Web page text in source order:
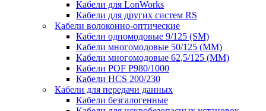
Кабели для LonWorks
Кабели для других систем RS
Кабели волоконно-оптические
Кабели одномодовые 9/125 (SM)
Кабели многомодовые 50/125 (ММ)
Кабели многомодовые 62,5/125 (ММ)
Кабели POF P980/1000
Кабели HCS 200/230
Кабели для передачи данных
Кабели безгалогенные